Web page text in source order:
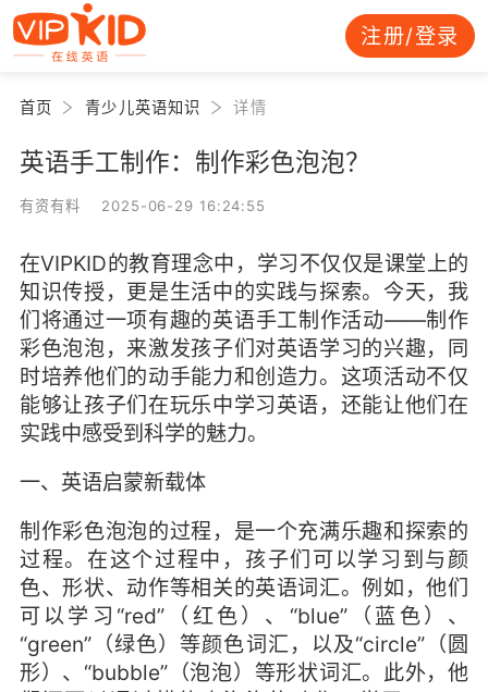
注册/登录
首页 青少儿英语知识 详情
英语手工制作：制作彩色泡泡？
有资有料 2025-06-29 16:24:55
在VIPKID的教育理念中，学习不仅仅是课堂上的
知识传授，更是生活中的实践与探索。今天，我
们将通过一项有趣的英语手工制作活动——制作
彩色泡泡，来激发孩子们对英语学习的兴趣，同
时培养他们的动手能力和创造力。这项活动不仅
能够让孩子们在玩乐中学习英语，还能让他们在
实践中感受到科学的魅力。
一、英语启蒙新载体
制作彩色泡泡的过程，是一个充满乐趣和探索的
过程。在这个过程中，孩子们可以学习到与颜
色、形状、动作等相关的英语词汇。例如，他们
可以学习“red”（红色）、“blue”（蓝色）、
“green”（绿色）等颜色词汇，以及“circle”（圆
形）、“bubble”（泡泡）等形状词汇。此外，他